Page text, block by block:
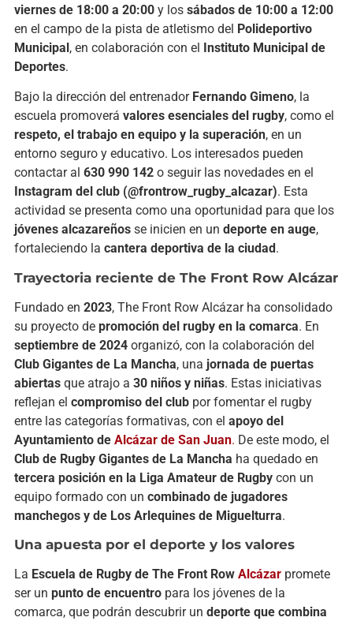
viernes de 18:00 a 20:00y los sábados de 10:00 a 12:00
en el campo de la pista de atletismo del Polideportivo
Municipal, en colaboración con el Instituto Municipal de
Deportes.
Bajo la dirección del entrenador Fernando Gimeno, la
escuela promoverá valores esenciales del rugby, como el
respeto, el trabajo en equipo y la superación, en un
entorno seguro y educativo. Los interesados pueden
contactar al 630 990 142o seguir las novedades en el
Instagram del club (@frontrow_rugby_alcazar). Esta
actividad se presenta como una oportunidad para que los
jóvenes alcazareñosse inicien en un deporte en auge,
fortaleciendo la cantera deportiva de la ciudad .
Trayectoria reciente de The Front Row Alcázar
Fundado en 2023, The Front Row Alcázar ha consolidado
su proyecto de promoción del rugby en la comarca. En
septiembre de 2024organizó, con la colaboración del
Club Gigantes de La Mancha, una jornada de puertas
abiertasque atrajo a 30 niños y niñas. Estas iniciativas
reflejan el compromiso del clubpor fomentar el rugby
entre las categorías formativas, con el apoyo del
Ayuntamiento de Alcázar de San Juan. De este modo, el
Club de Rugby Gigantes de La Mancha ha quedado en
tercera posición en la Liga Amateur de Rugbycon un
equipo formado con un combinado de jugadores
manchegos y de Los Arlequines de Miguelturra.
Una apuesta por el deporte y los valores
La Escuela de Rugby de The Front Row Alcázarpromete
ser un punto de encuentropara los jóvenes de la
comarca, que podrán descubrir un deporte que combina